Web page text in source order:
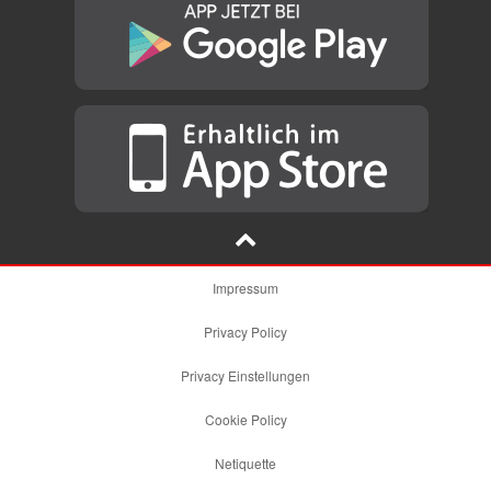
Impressum
Privacy Policy
Privacy Einstellungen
Cookie Policy
Netiquette